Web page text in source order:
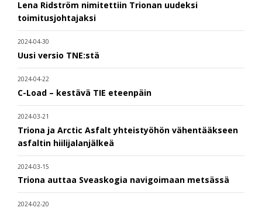
Lena Ridström nimitettiin Trionan uudeksi
toimitusjohtajaksi
2024-04-30
Uusi versio TNE:stä
2024-04-22
C-Load – kestävä TIE eteenpäin
2024-03-21
Triona ja Arctic Asfalt yhteistyöhön vähentääkseen
asfaltin hiilijalanjälkeä
2024-03-15
Triona auttaa Sveaskogia navigoimaan metsässä
2024-02-20